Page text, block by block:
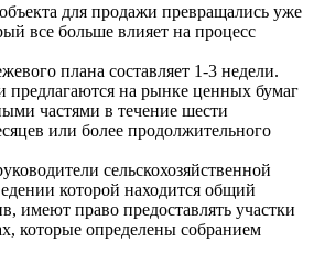
для продажи превращались уже
все больше влияет на процесс
плана составляет 1-3 недели.
предлагаются на рынке ценных бумаг
частями в течение шести
или более продолжительного
сельскохозяйственной
которой находится общий
имеют право предоставлять участки
которые определены собранием